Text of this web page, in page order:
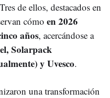
de ellos, destacados en
cómo en 2026
años, acercándose a
Solarpack
y Uvesco.
una transformación